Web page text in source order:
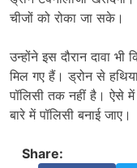
चीजों को रोका जा सके।
उन्होंने इस दौरान दावा
मिल गए हैं। ड्रोन से
पॉलिसी तक नहीं है। ऐसे
बारे में पॉलिसी बनाई जाए।
Share: